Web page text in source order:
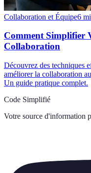
Collaboration et Équipe6
Comment Simplifier
Collaboration
Découvrez des techniques
améliorer la collaboration
Un guide pratique complet.
Code Simplifié
Votre source d'information